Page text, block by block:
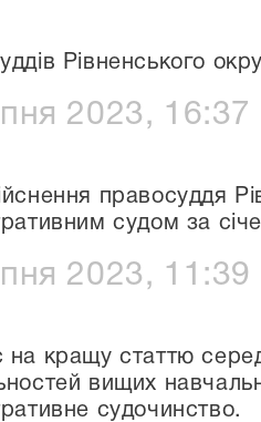
Рівненського
2023, 16:37
правосуддя
судом за
2023, 11:39
на кращу статтю
вищих
судочинство.